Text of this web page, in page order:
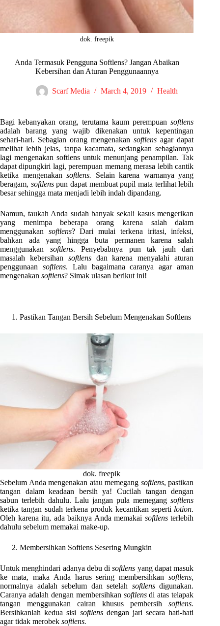
dok. freepik
Anda Termasuk Pengguna Softlens? Jangan Abaikan
Kebersihan dan Aturan Penggunaannya
Scarf Media March 4, 2019 Health
Bagi kebanyakan orang, terutama kaum perempuansoftlens
adalah barang yang wajib dikenakan untuk kepentingan
sehari-hari. Sebagian orang mengenakansoftlensagar dapat
melihat lebih jelas, tanpa kacamata, sedangkan sebagiannya
lagi mengenakan softlens untuk menunjang penampilan. Tak
dapat dipungkiri lagi, perempuan memang merasa lebih cantik
ketika mengenakansoftlens. Selain karena warnanya yang
beragam, softlenspun dapat membuat pupil mata terlihat lebih
besar sehingga mata menjadi lebih indah dipandang.
Namun, taukah Anda sudah banyak sekali kasus mengerikan
yang menimpa beberapa orang karena salah dalam
menggunakan softlens? Dari mulai terkena iritasi, infeksi,
bahkan ada yang hingga buta permanen karena salah
menggunakan softlens. Penyebabnya pun tak jauh dari
masalah kebersihan softlensdan karena menyalahi aturan
penggunaan softlens. Lalu bagaimana caranya agar aman
mengenakan softlens? Simak ulasan berikut ini!
Pastikan Tangan Bersih Sebelum Mengenakan Softlens
dok. freepik
Sebelum Anda mengenakan atau memegang softlens, pastikan
tangan dalam keadaan bersih ya! Cucilah tangan dengan
sabun terlebih dahulu. Lalu jangan pula memegangsoftlens
ketika tangan sudah terkena produk kecantikan seperti lotion.
Oleh karena itu, ada baiknya Anda memakai softlensterlebih
dahulu sebelum memakai make-up.
Membersihkan Softlens Sesering Mungkin
Untuk menghindari adanya debu disoftlens yang dapat masuk
ke mata, maka Anda harus sering membersihkansoftlens,
normalnya adalah sebelum dan setelah softlensdigunakan.
Caranya adalah dengan membersihkan softlensdi atas telapak
tangan menggunakan cairan khusus pembersihsoftlens.
Bersihkanlah kedua sisi softlensdengan jari secara hati-hati
agar tidak merobek softlens.